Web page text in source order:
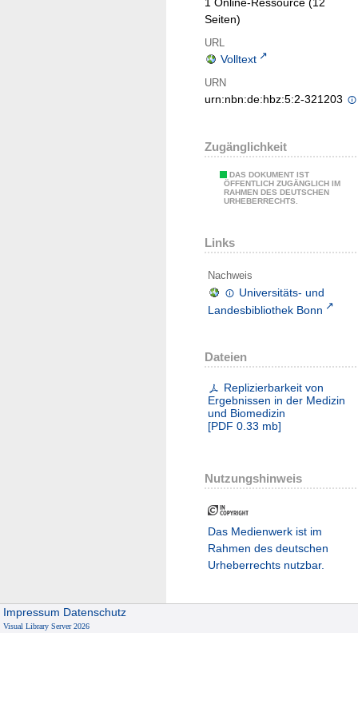
1 Online-Ressource (12
Seiten)
URL
Volltext
URN
urn:nbn:de:hbz:5:2-321203
Zugänglichkeit
DAS DOKUMENT IST
ÖFFENTLICH ZUGÄNGLICH IM
RAHMEN DES DEUTSCHEN
URHEBERRECHTS.
Links
Nachweis
Universitäts- und
Landesbibliothek Bonn
Dateien
Replizierbarkeit von
Ergebnissen in der Medizin
und Biomedizin
[PDF 0.33 mb]
Nutzungshinweis
Das Medienwerk ist im
Rahmen des deutschen
Urheberrechts nutzbar.
Impressum Datenschutz
Visual Library Server 2026